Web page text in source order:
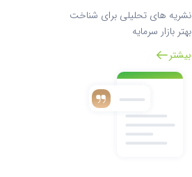
نشریه های تحلیلی برای شناخت
بهتر بازار سرمایه
بیشتر